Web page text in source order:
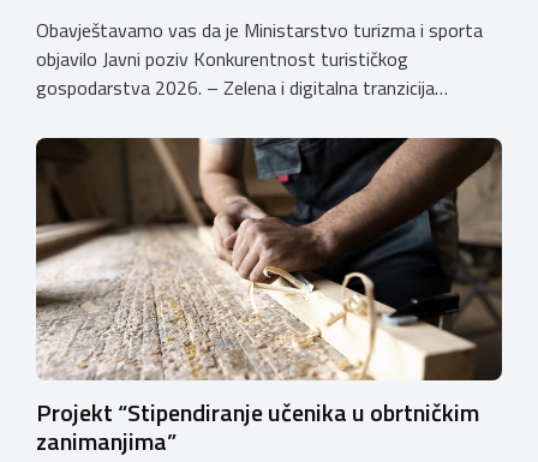
Obavještavamo vas da je Ministarstvo turizma i sporta
objavilo Javni poziv Konkurentnost turističkog
gospodarstva 2026. – Zelena i digitalna tranzicija
male vrijednosti u ukupnom iznosu od 3.403.640,00 €.
Program je namijenjen subjektima malog gospodarstva
registriranim za ugostiteljske i/ili turističke djelatnosti,
obiteljskim poljoprivrednim
gospodarstvima/poljoprivrednicima koja su registrirana
za pružanje […]
Projekt “Stipendiranje učenika u obrtničkim
zanimanjima”